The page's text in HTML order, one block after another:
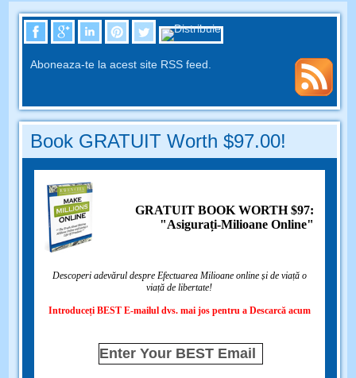
Aboneaza-te la acest site RSS feed.
Book GRATUIT Worth $97.00!
GRATUIT BOOK WORTH $97:
"Asigurați-Milioane Online"
Descoperi adevărul despre Efectuarea Milioane online și de viață o
viață de libertate!
Introduceți BEST E-mailul dvs. mai jos pentru a Descarcă acum